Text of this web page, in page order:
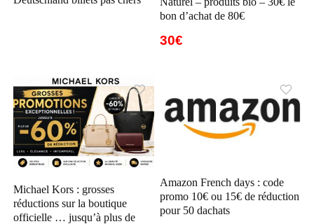
bon d’achat de 80€
30€
Michael Kors : grosses
réductions sur la boutique
officielle … jusqu’à plus de
Amazon French days : code
promo 10€ ou 15€ de réduction
pour 50 dachats